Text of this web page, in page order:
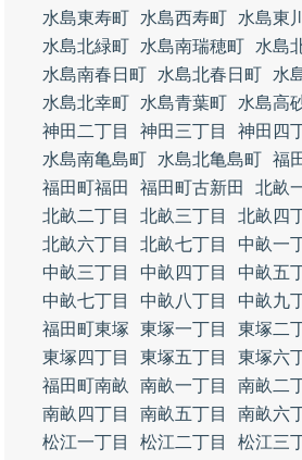
水島東寿町
水島西寿町 水島東
水島北緑町
水島南瑞穂町
水島
水島南春日町
水島北春日町
水
水島北幸町
水島青葉町 水島高
神田二丁目
神田三丁目 神田四
水島南亀島町
水島北亀島町 福
福田町福田
福田町古新田
北畝
北畝二丁目
北畝三丁目 北畝四
北畝六丁目
北畝七丁目 中畝一
中畝三丁目
中畝四丁目 中畝五
中畝七丁目
中畝八丁目 中畝九
福田町東塚
東塚一丁目 東塚二
東塚四丁目
東塚五丁目 東塚六
福田町南畝
南畝一丁目 南畝二
南畝四丁目
南畝五丁目 南畝六
松江一丁目
松江二丁目 松江三